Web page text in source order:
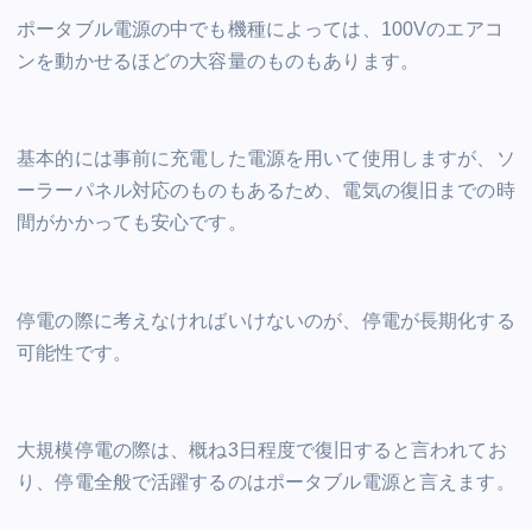
ポータブル電源の中でも機種によっては、100Vのエアコ
ンを動かせるほどの大容量のものもあります。
基本的には事前に充電した電源を用いて使用しますが、ソ
ーラーパネル対応のものもあるため、電気の復旧までの時
間がかかっても安心です。
停電の際に考えなければいけないのが、停電が長期化する
可能性です。
大規模停電の際は、概ね3日程度で復旧すると言われてお
り、停電全般で活躍するのはポータブル電源と言えます。